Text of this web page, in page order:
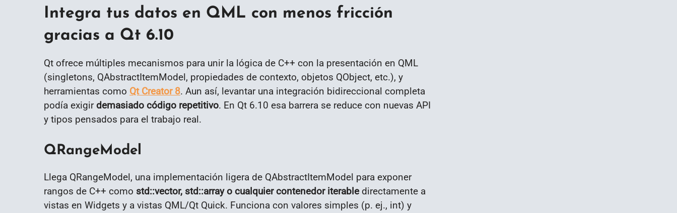
Integra tus datos en QML con menos fricción
gracias a Qt 6.10
Qt ofrece múltiples mecanismos para unir la lógica de C++ con la presentación en QML
(singletons, QAbstractItemModel, propiedades de contexto, objetos QObject, etc.), y
herramientas como Qt Creator 8. Aun así, levantar una integración bidireccional completa
podía exigir demasiado código repetitivo. En Qt 6.10 esa barrera se reduce con nuevas API
y tipos pensados para el trabajo real.
QRangeModel
Llega QRangeModel, una implementación ligera de QAbstractItemModel para exponer
rangos de C++ como std::vector, std::array o cualquier contenedor iterabledirectamente a
vistas en Widgets y a vistas QML/Qt Quick. Funciona con valores simples (p. ej., int) y